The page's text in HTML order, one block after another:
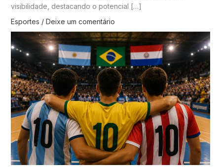
visibilidade, destacando o potencial […]
Esportes / Deixe um comentário